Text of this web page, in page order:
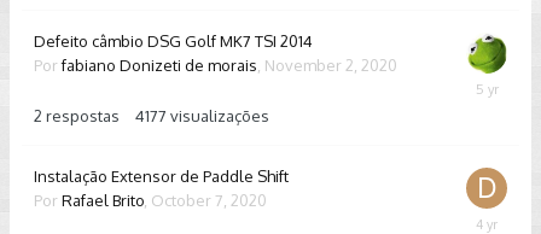
Defeito câmbio DSG Golf MK7 TSI 2014
Porfabiano Donizeti de morais November 2, 2020
2 respostas 4177 visualizações
Instalação Extensor de Paddle Shift
Por Rafael Brito October 7, 2020
April